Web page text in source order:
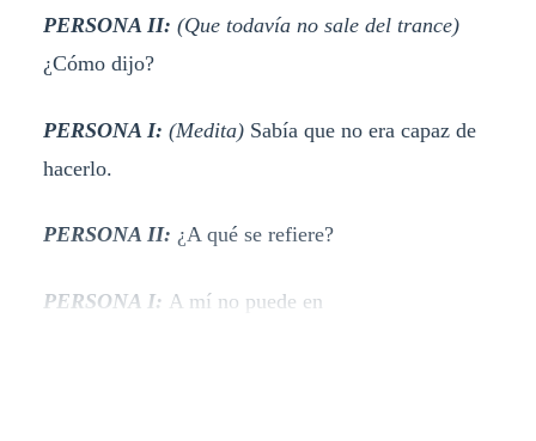
PERSONA II: (Que todavía no sale del trance)
¿Cómo dijo?
PERSONA I: (Medita) Sabía que no era capaz de
hacerlo.
PERSONA II: ¿A qué se refiere?
PERSONA I: A mí no puede en